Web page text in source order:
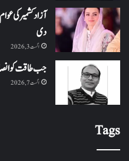
آزاد کشمیر کی
دی
اگست 3, 2026
جب طاقت کو
اگست 7, 2026
Tags